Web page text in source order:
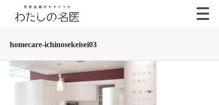
homecare-ichinosekeisei03